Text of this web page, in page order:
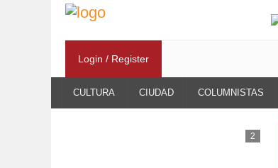
Login / Register
CULTURA CIUDAD COLUMNISTAS
2